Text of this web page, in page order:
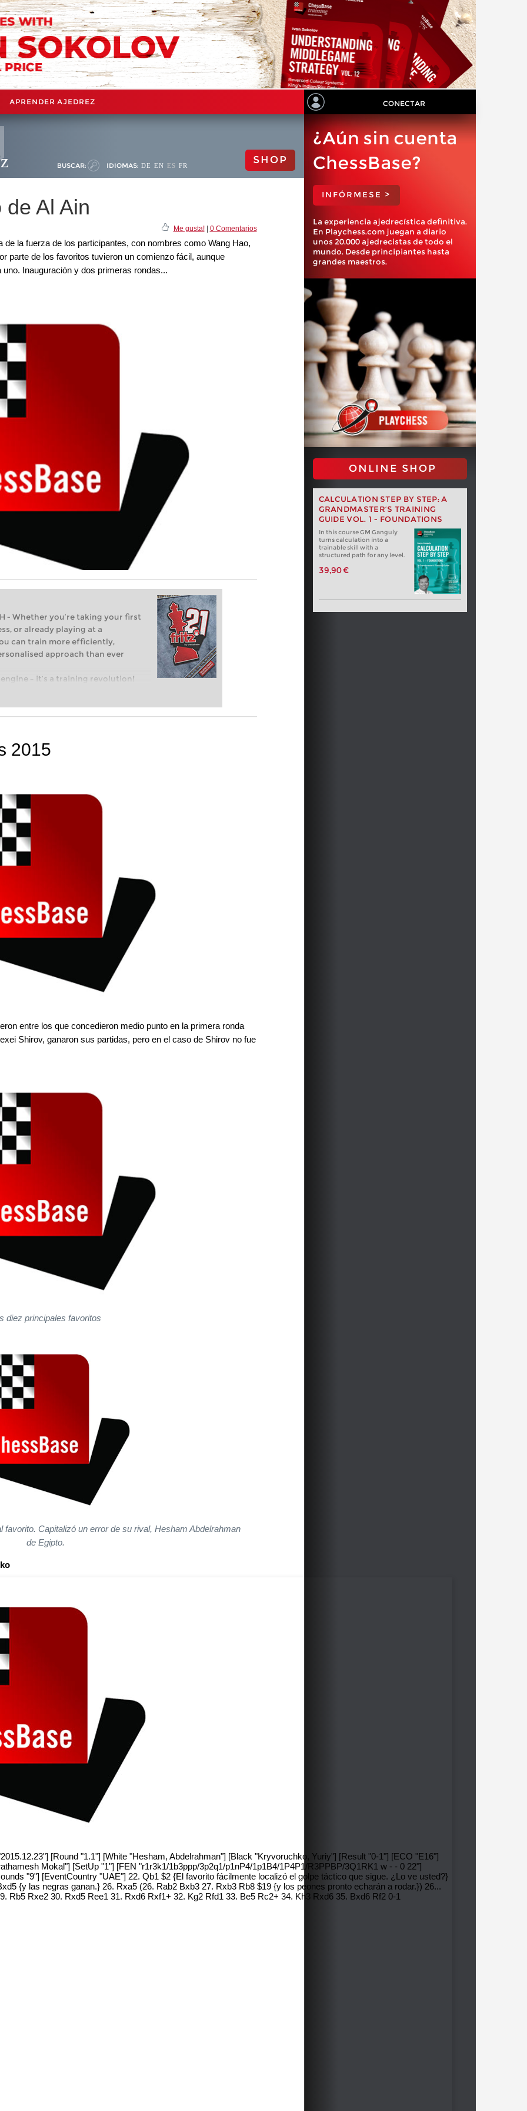
APRENDER AJEDREZ CONECTAR
BUSCAR: IDIOMAS: DE EN ES FR SHOP
Al Ain
Me gusta!| 0 Comentarios
la fuerza de los participantes, con nombres como Wang Hao,
parte de los favoritos tuvieron un comienzo fácil, aunque
Inauguración y dos primeras rondas...
- Whether you’re taking your first
or already playing at a
can train more efficiently,
approach than ever
– it’s a training revolution!
with a more personalised
¿Aún sin cuenta
ChessBase?
INFÓRMESE >
La experiencia ajedrecística definitiva.
En Playchess.com juegan a diario
unos 20.000 ajedrecistas de todo el
mundo. Desde principiantes hasta
grandes maestros.
ONLINE SHOP
CALCULATION STEP BY STEP: A
GRANDMASTER’S TRAINING
GUIDE VOL. 1 - FOUNDATIONS
In this course GM Ganguly
turns calculation into a
trainable skill with a
structured path for any level.
39,90 €
2015
entre los que concedieron medio punto en la primera ronda
Shirov, ganaron sus partidas, pero en el caso de Shirov no fue
diez principales favoritos
Capitalizó un error de su rival, Hesham Abdelrahman
de Egipto.
[Round "1.1"] [White "Hesham, Abdelrahman"] [Black "Kryvoruchko, Yuriy"] [Result "0-1"] [ECO "E16"]
Mokal"] [SetUp "1"] [FEN "r1r3k1/1b3ppp/3p2q1/p1nP4/1p1B4/1P4P1/R3PPBP/3Q1RK1 w - - 0 22"]
"9"] [EventCountry "UAE"] 22. Qb1 $2 {El favorito fácilmente localizó el golpe táctico que sigue. ¿Lo ve usted?}
{y las negras ganan.} 26. Rxa5 (26. Rab2 Bxb3 27. Rxb3 Rb8 $19 {y los peones pronto echarán a rodar.}) 26...
Rb5 Rxe2 30. Rxd5 Ree1 31. Rxd6 Rxf1+ 32. Kg2 Rfd1 33. Be5 Rc2+ 34. Kh3 Rxd6 35. Bxd6 Rf2 0-1